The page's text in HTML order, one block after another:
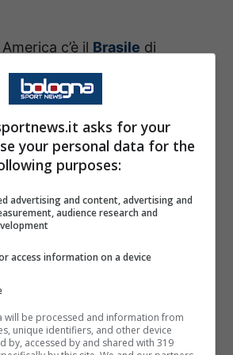
c’è il Brasile di
a differenza
una rosa che sembra meno
ad altri Mondiali dove i
come super favoriti.
mancano come Alisson,
Vinicius Juniore soprattutto a
a livello mediatico è
1992 sembrava lontano
ma è riuscito
nei 26 convocati in
a discapito di alcuni nomi
asks for your
your personal data for the
purposes:
advertising and content, advertising and
audience research and
access information on a device
will be processed and information from
unique identifiers, and other device
by, accessed by and shared with 319